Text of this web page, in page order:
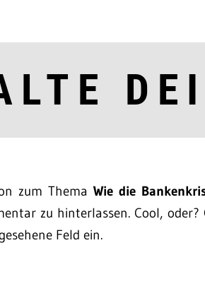
zum Thema Wie die
zu hinterlassen. Cool, oder?
Feld ein.